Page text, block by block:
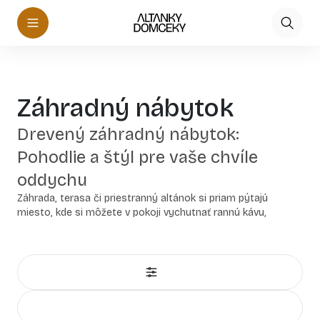
Záhradný nábytok
Drevený záhradný nábytok:
Pohodlie a štýl pre vaše chvíle
oddychu
Záhrada, terasa či priestranný altánok si priam pýtajú
miesto, kde si môžete v pokoji vychutnať rannú kávu,
exteriéru nielen vysoký komfort pre dokonalý relax, ale aj
nezameniteľné kúzlo prírodného materiálu, ktoré sa
prirodzene zladí s každým vonkajším prostredím.
Pri výbere záhradného sedenia kladieme maximálny dôraz na